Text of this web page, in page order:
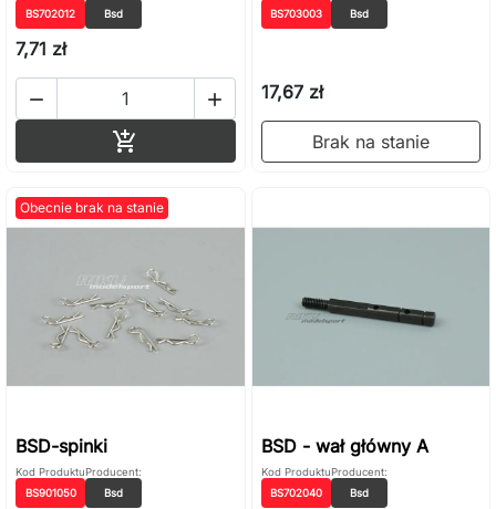
BS702012
Bsd
7,71 zł
 

BS703003
Bsd
17,67 zł
Brak na stanie
Obecnie brak na stanie
BSD-spinki
Kod Produktu
BS901050
Producent:
Bsd
BSD - wał główny A
Kod Produktu
BS702040
Producent:
Bsd